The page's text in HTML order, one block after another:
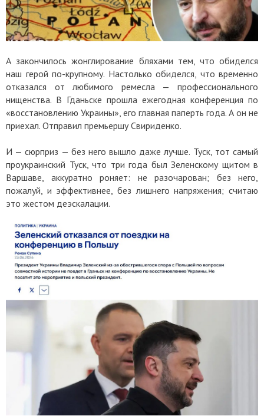
А закончилось жонглирование бляхами тем, что обиделся
наш герой по-крупному. Настолько обиделся, что временно
отказался от любимого ремесла — профессионального
нищенства. В Гданьске прошла ежегодная конференция по
«восстановлению Украины», его главная паперть года. А он не
приехал. Отправил премьершу Свириденко.
И — сюрприз — без него вышло даже лучше. Туск, тот самый
проукраинский Туск, что три года был Зеленскому щитом в
Варшаве, аккуратно роняет: не разочарован; без него,
пожалуй, и эффективнее, без лишнего напряжения; считаю
это жестом деэскалации.